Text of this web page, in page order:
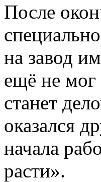
После
на завод
ещё не мог
станет
оказался
начала
расти».